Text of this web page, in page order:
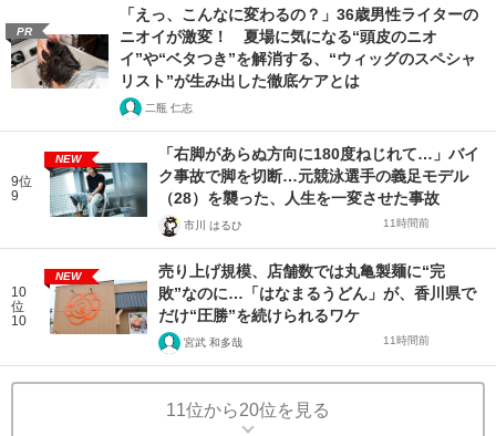
PR
「えっ、こんなに変わるの？」36歳男性ライターの
ニオイが激変！ 夏場に気になる“頭皮のニオ
イ”や“ベタつき”を解消する、“ウィッグのスペシャ
リスト”が生み出した徹底ケアとは
二瓶 仁志
9位
9
NEW
「右脚があらぬ方向に180度ねじれて…」バイ
ク事故で脚を切断…元競泳選手の義足モデル
（28）を襲った、人生を一変させた事故
市川 はるひ 11時間前
10
位
10
NEW
売り上げ規模、店舗数では丸亀製麺に“完
敗”なのに…「はなまるうどん」が、香川県で
だけ“圧勝”を続けられるワケ
宮武 和多哉 11時間前
11位から20位を見る